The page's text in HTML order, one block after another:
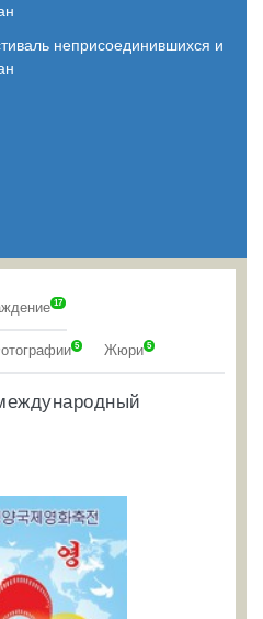
неприсоединившихся и
17
5 Жюри 5